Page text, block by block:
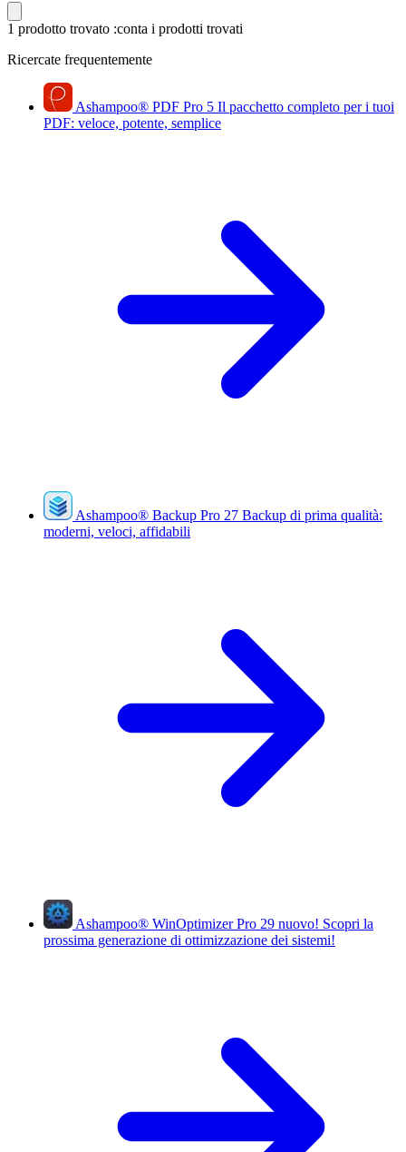
1 prodotto trovato :conta i prodotti trovati
Ricercate frequentemente
Ashampoo® PDF Pro 5 Il pacchetto completo per i tuoi
PDF: veloce, potente, semplice
Ashampoo® Backup Pro 27 Backup di prima qualità:
moderni, veloci, affidabili
Ashampoo® WinOptimizer Pro 29 nuovo! Scopri la
prossima generazione di ottimizzazione dei sistemi!